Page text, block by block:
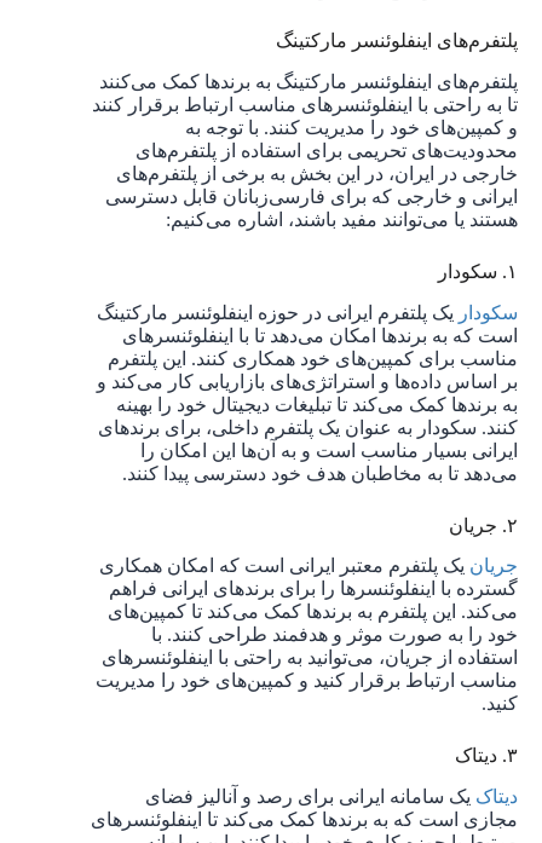
پلتفرم‌های اینفلوئنسر مارکتینگ
پلتفرم‌های اینفلوئنسر مارکتینگ به برندها کمک می‌کنند
تا به راحتی با اینفلوئنسرهای مناسب ارتباط برقرار کنند
و کمپین‌های خود را مدیریت کنند. با توجه به
محدودیت‌های تحریمی برای استفاده از پلتفرم‌های
خارجی در ایران، در این بخش به برخی از پلتفرم‌های
ایرانی و خارجی که برای فارسی‌زبانان قابل دسترسی
هستند یا می‌توانند مفید باشند، اشاره می‌کنیم:
۱. سکودار
سکودار یک پلتفرم ایرانی در حوزه اینفلوئنسر مارکتینگ
است که به برندها امکان می‌دهد تا با اینفلوئنسرهای
مناسب برای کمپین‌های خود همکاری کنند. این پلتفرم
بر اساس داده‌ها و استراتژی‌های بازاریابی کار می‌کند و
به برندها کمک می‌کند تا تبلیغات دیجیتال خود را بهینه
کنند. سکودار به عنوان یک پلتفرم داخلی، برای برندهای
ایرانی بسیار مناسب است و به آن‌ها این امکان را
می‌دهد تا به مخاطبان هدف خود دسترسی پیدا کنند.
۲. جریان
جر یان یک پلتفرم معتبر ایرانی است که امکان همکاری
گسترده با اینفلوئنسرها را برای برندهای ایرانی فراهم
می‌کند. این پلتفرم به برندها کمک می‌کند تا کمپین‌های
خود را به صورت موثر و هدفمند طراحی کنند. با
استفاده از جریان، می‌توانید به راحتی با اینفلوئنسرهای
مناسب ارتباط برقرار کنید و کمپین‌های خود را مدیریت
کنید.
۳. دیتاک
دیتاک یک سامانه ایرانی برای رصد و آنالیز فضای
مجازی است که به برندها کمک می‌کند تا اینفلوئنسرهای